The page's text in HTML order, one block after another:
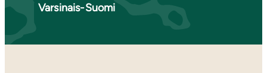
Varsinais-Suomi